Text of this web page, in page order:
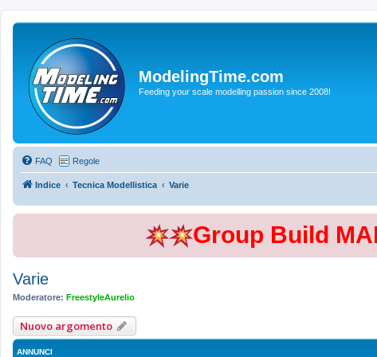
ModelingTime.com
Feeding your scale modelling passion since 2008!
FAQ Regole
Indice Tecnica Modellistica Varie
Group Build
Varie
Moderatore: FreestyleAurelio
Nuovo argomento
ANNUNCI